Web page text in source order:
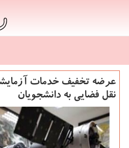
عرضه تخفیف خدمات
نقل فضایی به دانشجویان